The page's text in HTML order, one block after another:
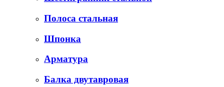
Полоса стальная
Шпонка
Арматура
Балка двутавровая